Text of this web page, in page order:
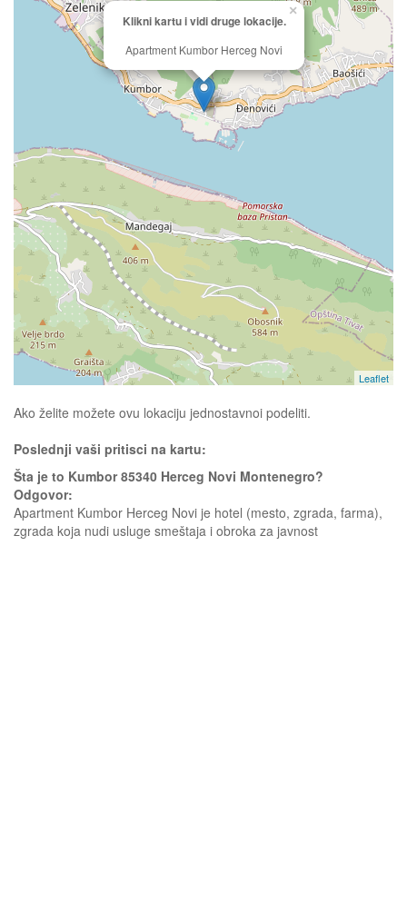
Klikni kartu i vidi druge lokacije.
Apartment Kumbor Herceg Novi
×
Leaflet
Ako želite možete ovu lokaciju jednostavnoi podeliti.
Poslednji vaši pritisci na kartu:
Šta je to Kumbor 85340 Herceg Novi Montenegro?
Odgovor:
Apartment Kumbor Herceg Novi je hotel (mesto, zgrada, farma),
zgrada koja nudi usluge smeštaja i obroka za javnost